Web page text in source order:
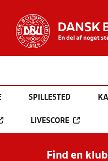
SPILLESTED
LIVESCORE
Find en